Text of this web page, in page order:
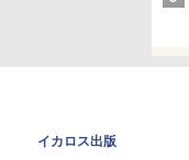
イカロス出版